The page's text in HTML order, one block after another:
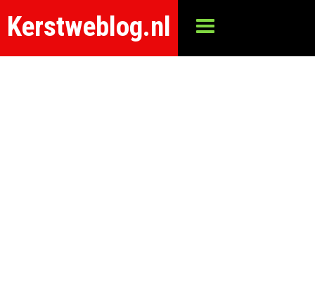
Kerstweblog.nl